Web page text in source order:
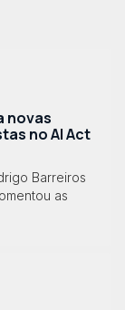
novas
no AI Act
Barreiros
as